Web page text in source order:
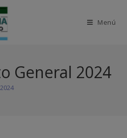
Menú
General 2024